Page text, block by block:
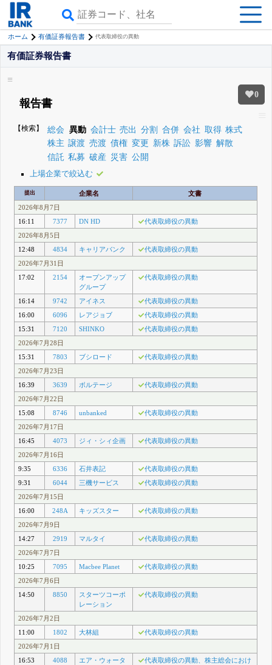
ホーム 有価証券報告書 代表取締役の異動
0
有価証券報告書
報告書
【検索】 総会 異動 会計士 売出 分割 合併 会社 取得 株式
株主 譲渡 売渡 債権 変更 新株 訴訟 影響 解散
信託 私募 破産 災害 公開
上場企業で絞込む
提出 企業名
文書
2026年8月7日
16:11
7377 DN HD
代表取締役の異動
2026年8月5日
12:48
4834 キャリアバンク
代表取締役の異動
2026年7月31日
17:02
2154
オープンアップ
グループ
代表取締役の異動
16:14 9742 アイネス
代表取締役の異動
16:00
6096 レアジョブ
代表取締役の異動
15:31
7120 SHINKO
代表取締役の異動
2026年7月28日
15:31
7803 ブシロード
代表取締役の異動
2026年7月23日
16:39
3639 ボルテージ
代表取締役の異動
2026年7月22日
15:08
8746 unbanked
代表取締役の異動
2026年7月17日
16:45
4073 ジィ・シィ企画
代表取締役の異動
2026年7月16日
9:35
6336 石井表記
代表取締役の異動
9:31
6044 三機サービス
代表取締役の異動
2026年7月15日
16:00
248A キッズスター
代表取締役の異動
2026年7月9日
14:27
2919 マルタイ
代表取締役の異動
2026年7月7日
10:25
7095 Macbee Planet
代表取締役の異動
2026年7月6日
14:50
8850
スターツコーポ
レーション
代表取締役の異動
2026年7月2日
11:00
1802 大林組
代表取締役の異動
2026年7月1日
16:53
4088
エア・ウォータ
代表取締役の異動、株主総会におけ